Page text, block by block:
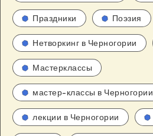
Праздники Поэзия
Нетворкинг в Черногории
Мастерклассы
мастер-классы в Черногории
лекции в Черногории